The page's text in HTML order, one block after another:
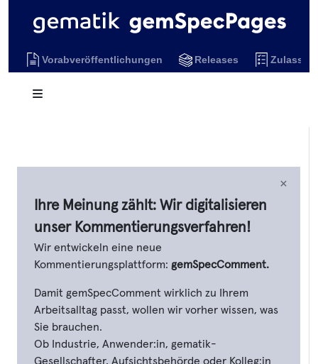
Vorabveröffentlichungen Releases
×
Ihre Meinung zählt: Wir digitalisieren
unser Kommentierungsverfahren!
Wir entwickeln eine neue
Kommentierungsplattform: gemSpecComment.
Damit gemSpecComment wirklich zu Ihrem
Arbeitsalltag passt, wollen wir vorher wissen, was
Sie brauchen.
Ob Industrie, Anwender:in, gematik-
Gesellschafter, Aufsichtsbehörde oder Kolleg:in